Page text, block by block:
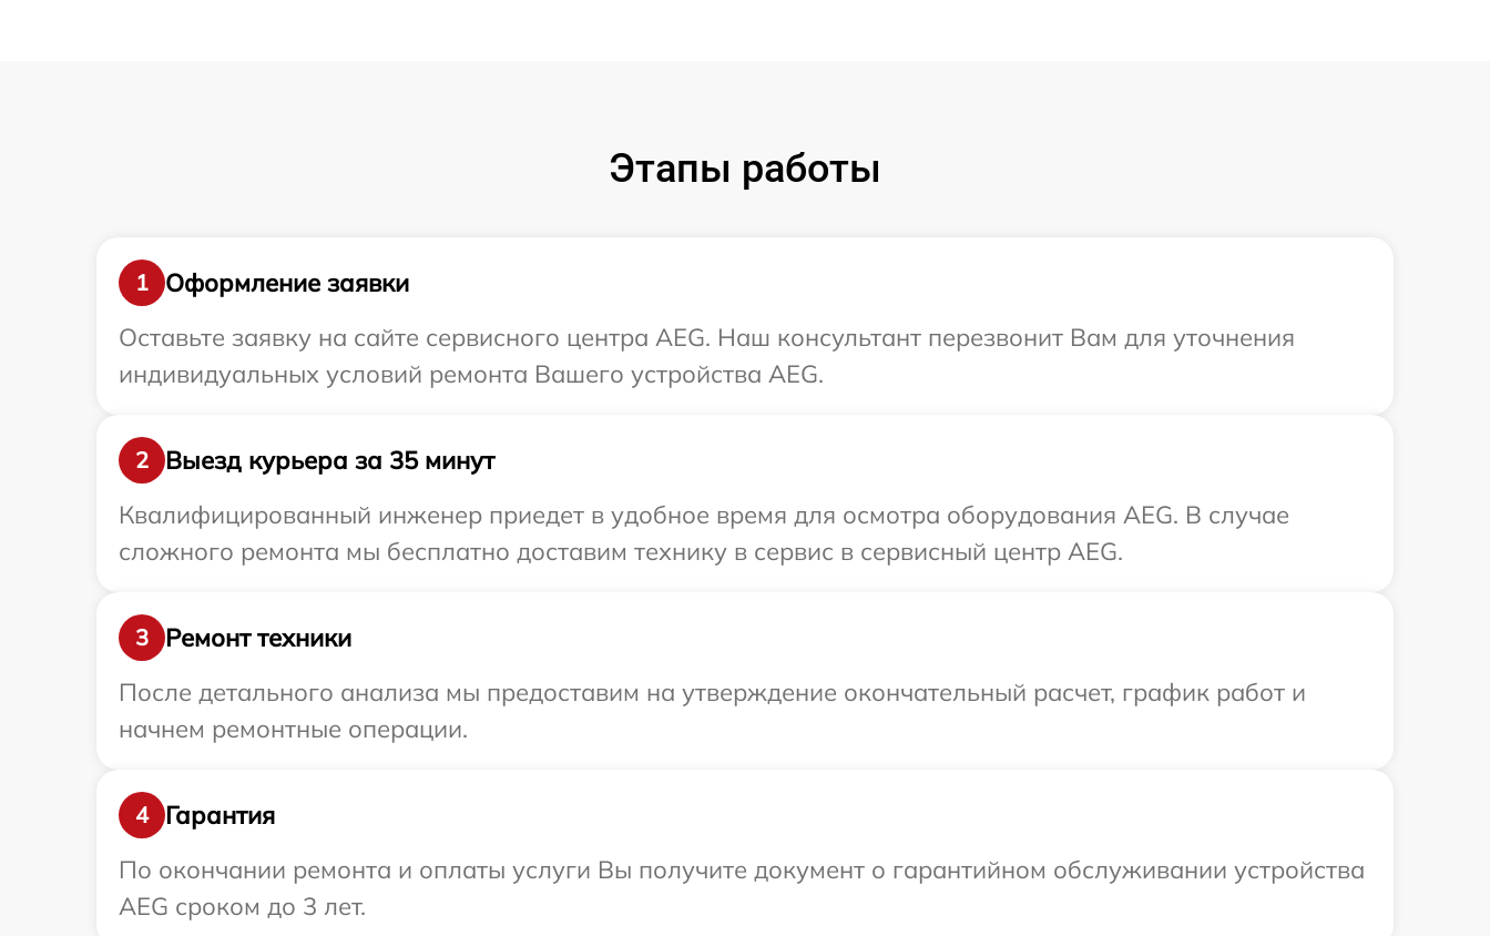
Этапы работы
1
Оформление заявки
Оставьте заявку на сайте сервисного центра AEG. Наш консультант перезвонит Вам для уточнения
индивидуальных условий ремонта Вашего устройства AEG.
2
Выезд курьера за 35 минут
Квалифицированный инженер приедет в удобное время для осмотра оборудования AEG. В случае
сложного ремонта мы бесплатно доставим технику в сервис в сервисный центр AEG.
3
Ремонт техники
После детального анализа мы предоставим на утверждение окончательный расчет, график работ и
начнем ремонтные операции.
4
Гарантия
По окончании ремонта и оплаты услуги Вы получите документ о гарантийном обслуживании устройства
AEG сроком до 3 лет.